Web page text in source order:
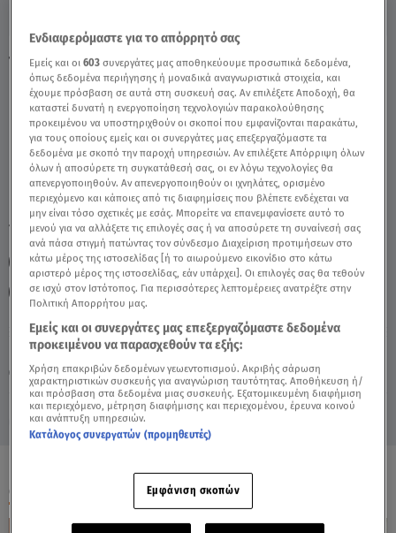
Κυριακή 9 Αυγούστου 2026
27.05.20, 12:38 ΖΩΔΙΑ
Τοξότης 27/05/2020 - Οι Σημερινές
Προβλέψεις - Video
TAGS: ΤΟΞΟΤΗΣ ΖΩΔΙΑ ΣΗΜΕΡΑ ΤΟΞΟΤΕΣ ΣΗΜΕΡΑ
ΑΣΗ ΜΠΗΛΙΟΥ
ΑΣΤΡΟΛΟΓΙΚΕΣ ΠΡΟΒΛΕΨΕΙΣ
ΣΤΗ ΦΩΛΙΑ ΤΩΝ ΚΟΥ ΚΟΥ
ΟΛΑ ΤΑ ΒΙΝΤΕΟ
Ενδιαφερόμαστε για το απόρρητό σας
Εμείς και οι603 συνεργάτες μας αποθηκεύουμε προσωπικά δεδομένα,
όπως δεδομένα περιήγησης ή μοναδικά αναγνωριστικά στοιχεία, και
έχουμε πρόσβαση σε αυτά στη συσκευή σας. Αν επιλέξετε Αποδοχή, θα
καταστεί δυνατή η ενεργοποίηση τεχνολογιών παρακολούθησης
προκειμένου να υποστηριχθούν οι σκοποί που εμφανίζονται παρακάτω,
για τους οποίους εμείς και οι συνεργάτες μας επεξεργαζόμαστε τα
δεδομένα με σκοπό την παροχή υπηρεσιών. Αν επιλέξετε Απόρριψη όλων
όλων ή αποσύρετε τη συγκατάθεσή σας, οι εν λόγω τεχνολογίες θα
απενεργοποιηθούν. Αν απενεργοποιηθούν οι ιχνηλάτες, ορισμένο
περιεχόμενο και κάποιες από τις διαφημίσεις που βλέπετε ενδέχεται να
μην είναι τόσο σχετικές με εσάς. Μπορείτε να επανεμφανίσετε αυτό το
μενού για να αλλάξετε τις επιλογές σας ή να αποσύρετε τη συναίνεσή σας
ανά πάσα στιγμή πατώντας τον σύνδεσμο Διαχείριση προτιμήσεων στο
κάτω μέρος της ιστοσελίδας [ή το αιωρούμενο εικονίδιο στο κάτω
αριστερό μέρος της ιστοσελίδας, εάν υπάρχει]. Οι επιλογές σας θα τεθούν
σε ισχύ στον Ιστότοπος. Για περισσότερες λεπτομέρειες ανατρέξτε στην
Πολιτική Απορρήτου μας.
Εμείς και οι συνεργάτες μας επεξεργαζόμαστε δεδομένα
προκειμένου να παρασχεθούν τα εξής:
Χρήση επακριβών δεδομένων γεωεντοπισμού. Ακριβής σάρωση
χαρακτηριστικών συσκευής για αναγνώριση ταυτότητας. Αποθήκευση ή/
και πρόσβαση στα δεδομένα μιας συσκευής. Εξατομικευμένη διαφήμιση
και περιεχόμενο, μέτρηση διαφήμισης και περιεχομένου, έρευνα κοινού
και ανάπτυξη υπηρεσιών.
Κατάλογος συνεργατών (προμηθευτές)
Εμφάνιση σκοπών